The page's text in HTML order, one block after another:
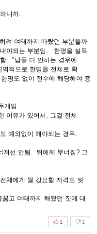
니까.
려 여태까지 따랐던 부분들까
야되는 부분임. 한명을 설득
. "남들 다 안하는 경우에
적으로 한명을 전체로 확
명도 없이 전수에 해당해야 증
개임.
이유가 있어서, 그걸 전체
예외없이 해야되는 경우.
져선 안됨. 뒤에께 무너짐? 그
체에게 뭘 강요할 자격도 뭣
고 여태까지 해왔던 짓에 대
1
1